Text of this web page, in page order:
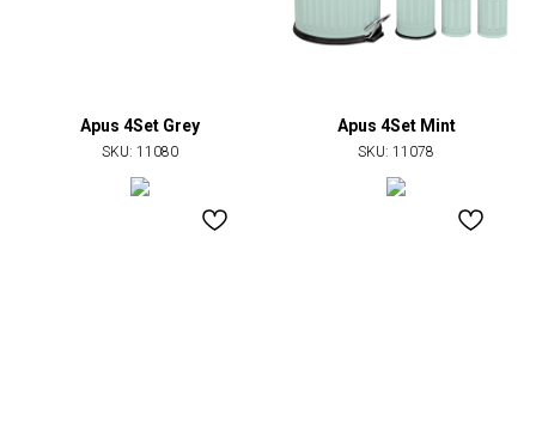
Apus 4Set Grey
SKU: 11080
Apus 4Set Mint
SKU: 11078